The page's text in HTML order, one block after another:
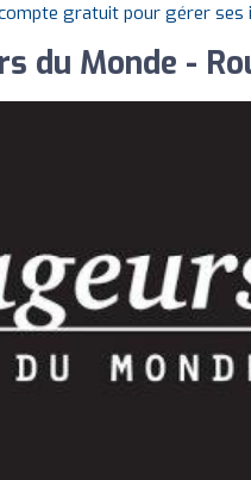
gratuit pour gérer
du Monde -